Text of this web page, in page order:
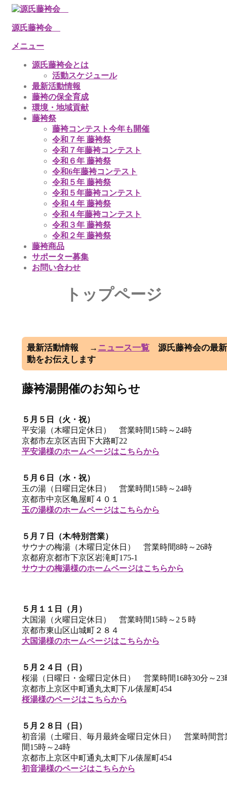
源氏藤袴会
メニュー
源氏藤袴会とは
活動スケジュール
最新活動情報
藤袴の保全育成
環境・地域貢献
藤袴祭
藤袴コンテスト今年も開催
令和７年 藤袴祭
令和７年藤袴コンテスト
令和６年 藤袴祭
令和6年藤袴コンテスト
令和５年 藤袴祭
令和５年藤袴コンテスト
令和４年 藤袴祭
令和４年藤袴コンテスト
令和３年 藤袴祭
令和２年 藤袴祭
藤袴商品
サポーター募集
お問い合わせ
トップページ
最新活動情報 → ニュース一覧源氏藤袴会の最
動をお伝えします
藤袴湯開催のお知らせ
５月５日（火・祝）
平安湯（木曜日定休日） 営業時間15時～24時
京都市左京区吉田下大路町22
平安湯様のホームページはこちらから
５月６日（水・祝）
玉の湯（日曜日定休日） 営業時間15時～24時
京都市中京区亀屋町４０１
玉の湯様のホームページはこちらから
５月７日（木/特別営業）
サウナの梅湯（木曜日定休日） 営業時間8時～26時
京都府京都市下京区岩滝町175-1
サウナの梅湯様のホームページはこちらから
５月１１日（月）
大国湯（火曜日定休日） 営業時間15時～2５時
京都市東山区山城町２８４
大国湯様のホームページはこちらから
５月２４日（日）
桜湯（日曜日・金曜日定休日） 営業時間16時30分～23
京都市上京区中町通丸太町下ル俵屋町454
桜湯様のページはこちらから
５月２８日（日）
初音湯（土曜日、毎月最終金曜日定休日） 営業時間営
間15時～24時
京都市上京区中町通丸太町下ル俵屋町454
初音湯様のページはこちらから